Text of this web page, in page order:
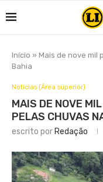
Início » Mais de nove mil
Bahia
Notícias (Área superior)
MAIS DE NOVE
PELAS CHUVAS
escrito por Redação